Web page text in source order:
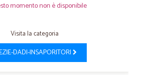
momento non è disponibile
Visita la categoria
DADI-INSAPORITORI